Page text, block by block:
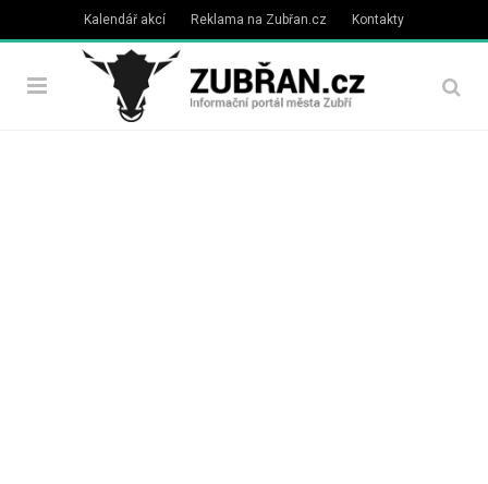
Kalendář akcí Reklama na Zubřan.cz Kontakty